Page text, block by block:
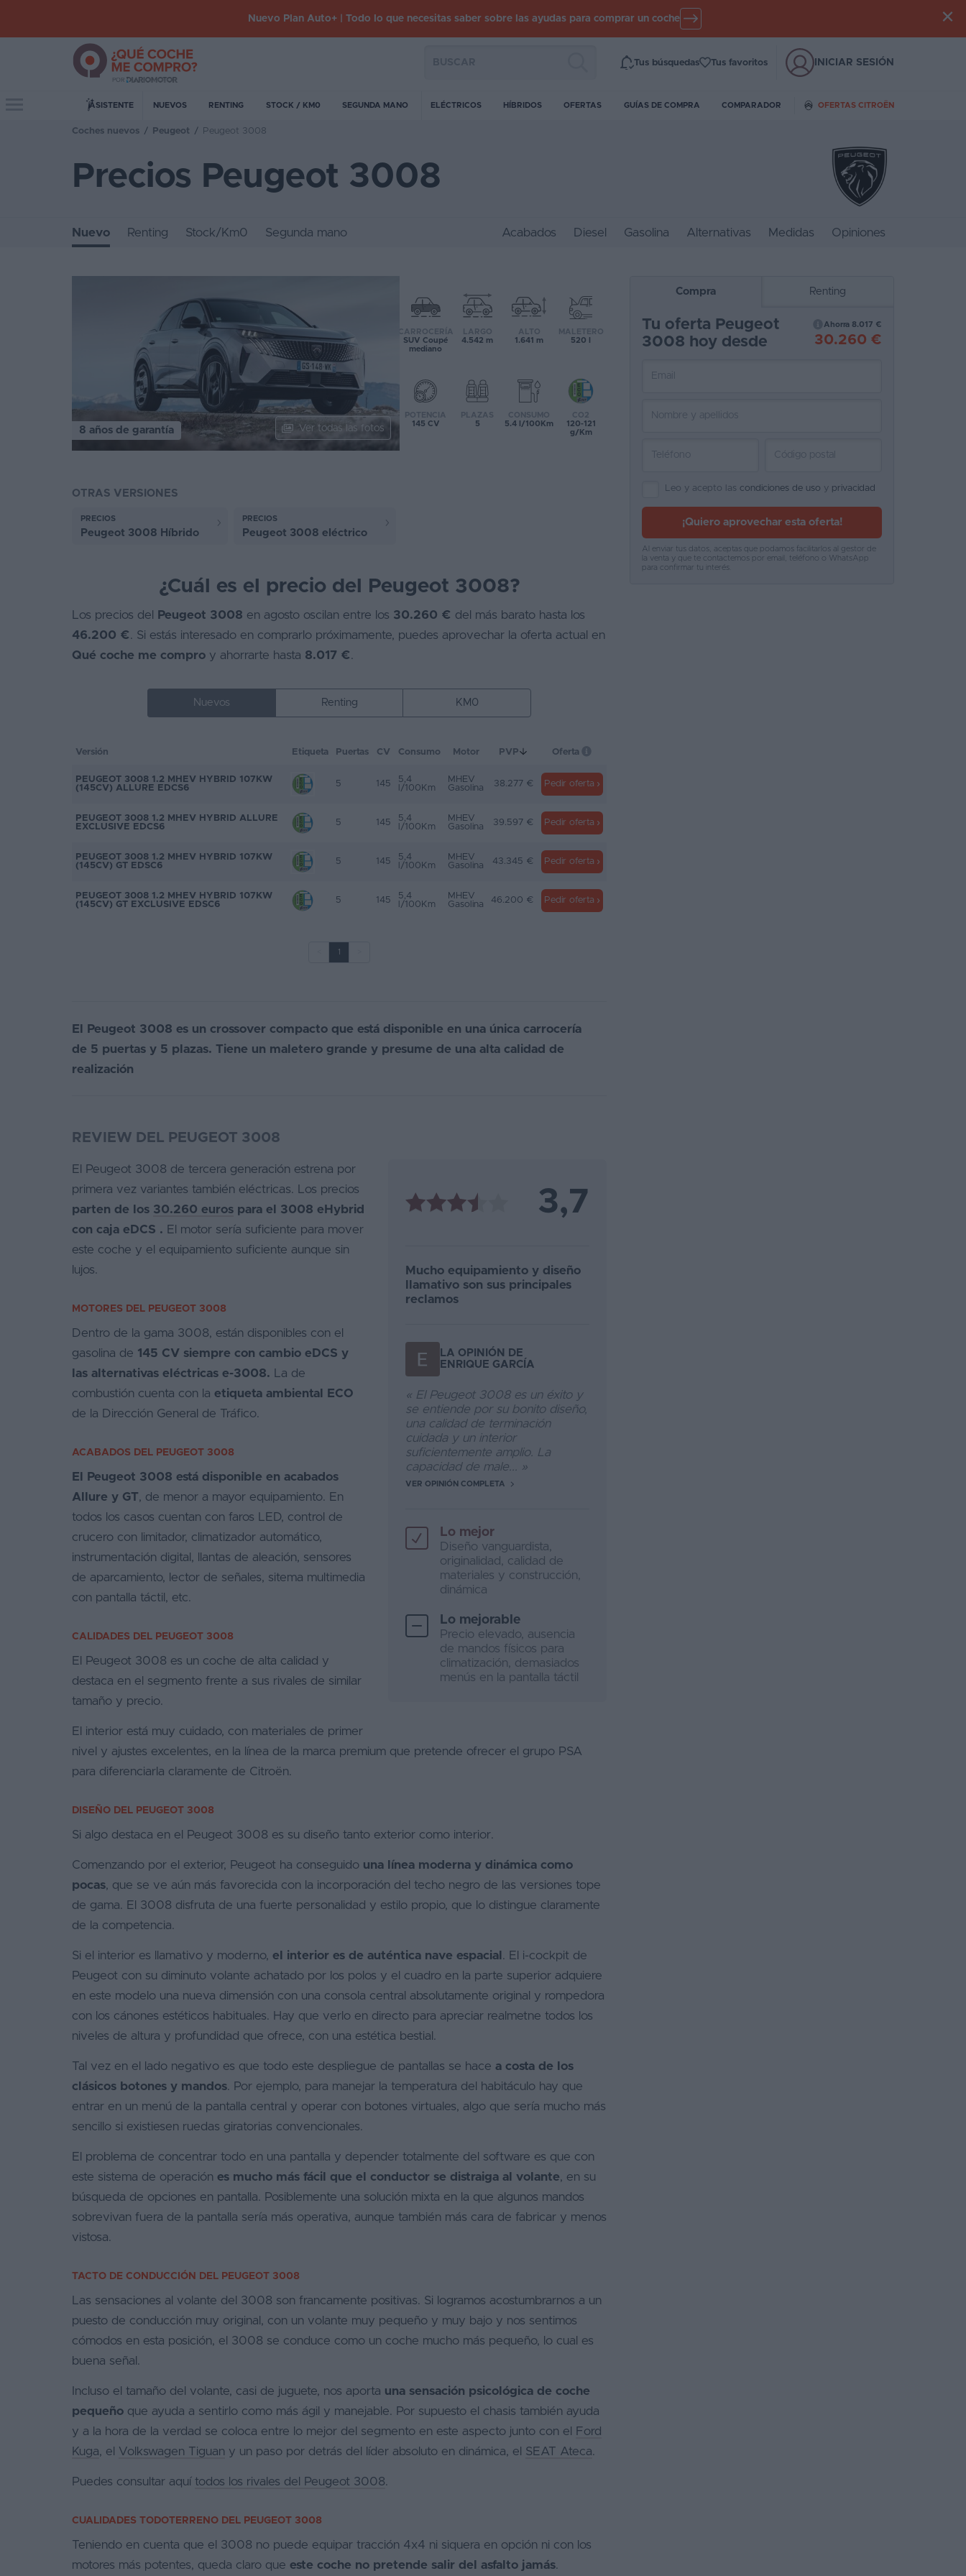
Suscripción
Comparador
Nuevo Plan Auto+ | Todo lo que necesitas saber sobre las ayudas para comprar un coche
Tus búsquedas Tus favoritos INICIAR SESIÓN
ASISTENTE NUEVOS RENTING STOCK / KM0 SEGUNDA MANO ELÉCTRICOS HÍBRIDOS OFERTAS GUÍAS DE COMPRA COMPARADOR OFERTAS CITROËN
Coches nuevos / Peugeot / Peugeot 3008
Precios Peugeot 3008
Nuevo Renting Stock/Km0 Segunda mano Acabados Diesel Gasolina Alternativas Medidas Opiniones
8 años de garantía Ver todas las fotos
CARROCERÍA
SUV Coupé
mediano
LARGO
4.542 m
ALTO
1.641 m
MALETERO
520 l
POTENCIA
145 CV
PLAZAS
5
CONSUMO
5.4 l/100Km
CO2
120-121
g/Km
Compra Renting
Tu oferta Peugeot
3008 hoy desde
Ahorra 8.017 €
30.260 €
Leo y acepto las condiciones de uso y privacidad
¡Quiero aprovechar esta oferta!
Al enviar tus datos, aceptas que podamos facilitarlos al gestor de
la venta y que te contactemos por email, teléfono o WhatsApp
para confirmar tu interés.
OTRAS VERSIONES
PRECIOS
Peugeot 3008 Híbrido
PRECIOS
Peugeot 3008 eléctrico
¿Cuál es el precio del Peugeot 3008?
Los precios del Peugeot 3008 en agosto oscilan entre los 30.260 € del más barato hasta los
46.200 €. Si estás interesado en comprarlo próximamente, puedes aprovechar la oferta actual en
Qué coche me compro y ahorrarte hasta 8.017 €.
Nuevos Renting KM0
Versión Etiqueta Puertas CV Consumo Motor PVP Oferta
PEUGEOT 3008 1.2 MHEV HYBRID 107KW
(145CV) ALLURE EDCS6
5 145
5,4
l/100Km
MHEV
Gasolina
38.277 € Pedir oferta
PEUGEOT 3008 1.2 MHEV HYBRID ALLURE
EXCLUSIVE EDCS6
5 145
5,4
l/100Km
MHEV
Gasolina
39.597 € Pedir oferta
PEUGEOT 3008 1.2 MHEV HYBRID 107KW
(145CV) GT EDSC6
5 145
5,4
l/100Km
MHEV
Gasolina
43.345 € Pedir oferta
PEUGEOT 3008 1.2 MHEV HYBRID 107KW
(145CV) GT EXCLUSIVE EDSC6
5 145
5,4
l/100Km
MHEV
Gasolina
46.200 € Pedir oferta
1
El Peugeot 3008 es un crossover compacto que está disponible en una única carrocería
de 5 puertas y 5 plazas. Tiene un maletero grande y presume de una alta calidad de
realización
3,7
Mucho equipamiento y diseño
llamativo son sus principales
reclamos
LA OPINIÓN DE
ENRIQUE GARCÍA
« El Peugeot 3008 es un éxito y
se entiende por su bonito diseño,
una calidad de terminación
cuidada y un interior
suficientemente amplio. La
capacidad de male... »
VER OPINIÓN COMPLETA
Lo mejor
Diseño vanguardista,
originalidad, calidad de
materiales y construcción,
dinámica
Lo mejorable
Precio elevado, ausencia
de mandos físicos para
climatización, demasiados
menús en la pantalla táctil
REVIEW DEL PEUGEOT 3008
El Peugeot 3008 de tercera generación estrena por
primera vez variantes también eléctricas. Los precios
parten de los 30.260 euros para el 3008 eHybrid
con caja eDCS . El motor sería suficiente para mover
este coche y el equipamiento suficiente aunque sin
lujos.
MOTORES DEL PEUGEOT 3008
Dentro de la gama 3008, están disponibles con el
gasolina de 145 CV siempre con cambio eDCS y
las alternativas eléctricas e-3008. La de
combustión cuenta con la etiqueta ambiental ECO
de la Dirección General de Tráfico.
ACABADOS DEL PEUGEOT 3008
El Peugeot 3008 está disponible en acabados
Allure y GT, de menor a mayor equipamiento. En
todos los casos cuentan con faros LED, control de
crucero con limitador, climatizador automático,
instrumentación digital, llantas de aleación, sensores
de aparcamiento, lector de señales, sitema multimedia
con pantalla táctil, etc.
CALIDADES DEL PEUGEOT 3008
El Peugeot 3008 es un coche de alta calidad y
destaca en el segmento frente a sus rivales de similar
tamaño y precio.
El interior está muy cuidado, con materiales de primer
nivel y ajustes excelentes, en la línea de la marca premium que pretende ofrecer el grupo PSA
para diferenciarla claramente de Citroën.
DISEÑO DEL PEUGEOT 3008
Si algo destaca en el Peugeot 3008 es su diseño tanto exterior como interior.
Comenzando por el exterior, Peugeot ha conseguido una línea moderna y dinámica como
pocas, que se ve aún más favorecida con la incorporación del techo negro de las versiones tope
de gama. El 3008 disfruta de una fuerte personalidad y estilo propio, que lo distingue claramente
de la competencia.
Si el interior es llamativo y moderno, el interior es de auténtica nave espacial . El i-cockpit de
Peugeot con su diminuto volante achatado por los polos y el cuadro en la parte superior adquiere
en este modelo una nueva dimensión con una consola central absolutamente original y rompedora
con los cánones estéticos habituales. Hay que verlo en directo para apreciar realmetne todos los
niveles de altura y profundidad que ofrece, con una estética bestial.
Tal vez en el lado negativo es que todo este despliegue de pantallas se hace a costa de los
clásicos botones y mandos. Por ejemplo, para manejar la temperatura del habitáculo hay que
entrar en un menú de la pantalla central y operar con botones virtuales, algo que sería mucho más
sencillo si existiesen ruedas giratorias convencionales.
El problema de concentrar todo en una pantalla y depender totalmente del software es que con
este sistema de operación es mucho más fácil que el conductor se distraiga al volante, en su
búsqueda de opciones en pantalla. Posiblemente una solución mixta en la que algunos mandos
sobrevivan fuera de la pantalla sería más operativa, aunque también más cara de fabricar y menos
vistosa.
TACTO DE CONDUCCIÓN DEL PEUGEOT 3008
Las sensaciones al volante del 3008 son francamente positivas. Si logramos acostumbrarnos a un
puesto de conducción muy original, con un volante muy pequeño y muy bajo y nos sentimos
cómodos en esta posición, el 3008 se conduce como un coche mucho más pequeño, lo cual es
buena señal.
Incluso el tamaño del volante, casi de juguete, nos aporta una sensación psicológica de coche
pequeño que ayuda a sentirlo como más ágil y manejable. Por supuesto el chasis también ayuda
y a la hora de la verdad se coloca entre lo mejor del segmento en este aspecto junto con el
Ford
Kuga, el Volkswagen Tiguan y un paso por detrás del líder absoluto en dinámica, el SEAT Ateca.
Puedes consultar aquí todos los rivales del Peugeot 3008.
CUALIDADES TODOTERRENO DEL PEUGEOT 3008
Teniendo en cuenta que el 3008 no puede equipar tracción 4x4 ni siquera en opción ni con los
motores más potentes, queda claro que este coche no pretende salir del asfalto jamás.